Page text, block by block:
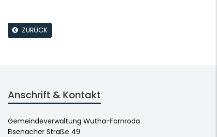
ZURÜCK
Anschrift & Kontakt
Gemeindeverwaltung Wutha-Farnroda
Eisenacher Straße 49